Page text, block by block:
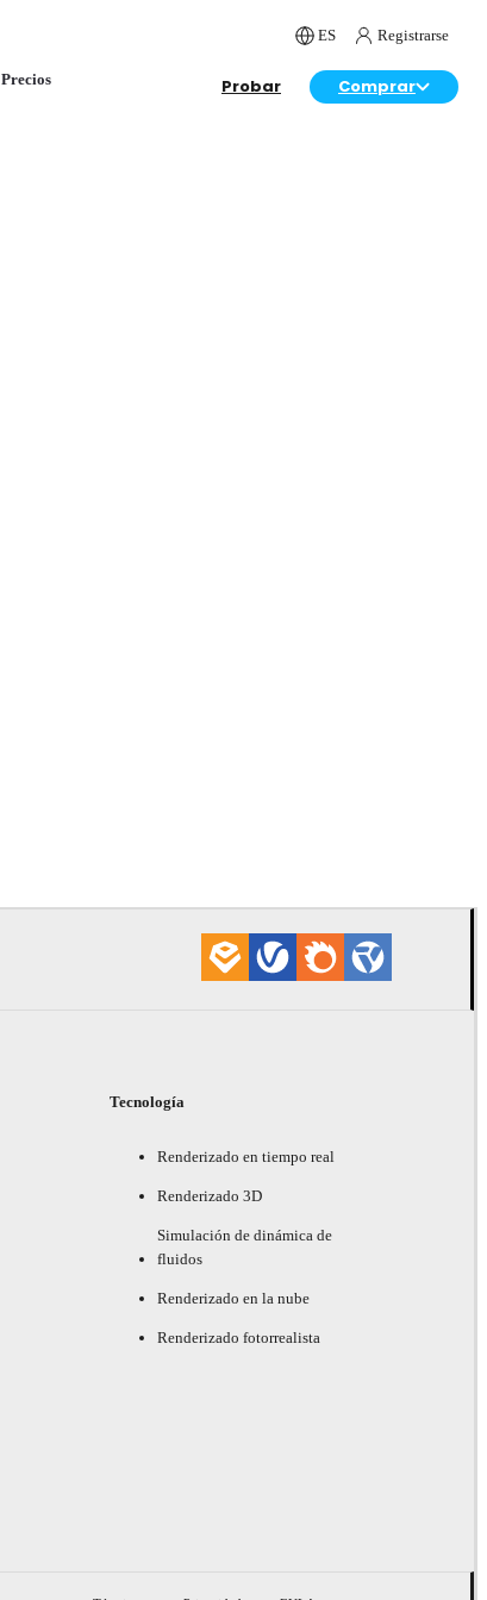
ES Registrarse
Precios Probar Comprar
Tecnología
Renderizado en tiempo real
Renderizado 3D
Simulación de dinámica de
fluidos
Renderizado en la nube
Renderizado fotorrealista